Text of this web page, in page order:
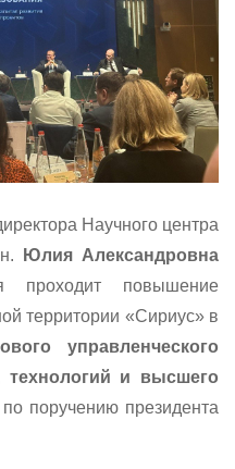
Научного центра
Юлия Александровна
повышение
территории «Сириус» в
управленческого
технологий и высшего
поручению президента